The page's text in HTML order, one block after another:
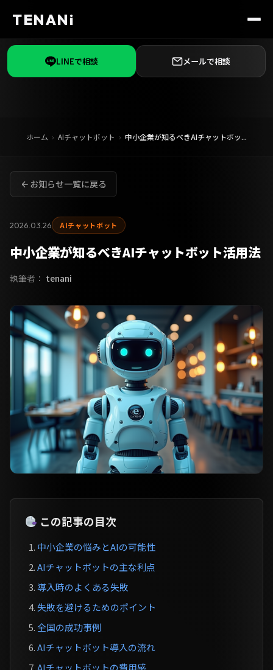
TENANi
LINEで相談 メールで相談
ホーム AIチャットボット 中小企業が知るべきAIチャットボッ...
お知らせ一覧に戻る
2026.03.26 AIチャットボット
中小企業が知るべきAIチャットボット活用法
執筆者： tenani
この記事の目次
中小企業の悩みとAIの可能性
AIチャットボットの主な利点
導入時のよくある失敗
失敗を避けるためのポイント
全国の成功事例
AIチャットボット導入の流れ
AIチャットボットの費用感